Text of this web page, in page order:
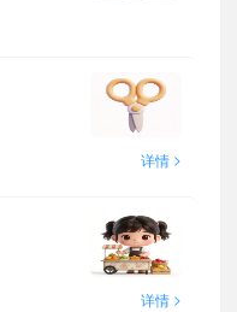
详情 >
详情 >